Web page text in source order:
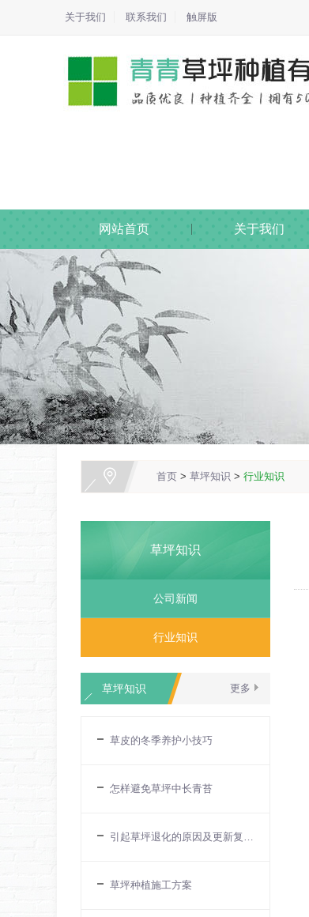
关于我们 联系我们 触屏版
网站首页 关于我们
首页 > 草坪知识 > 行业知识
草坪知识
公司新闻
行业知识
更多
草坪知识
草皮的冬季养护小技巧
怎样避免草坪中长青苔
引起草坪退化的原因及更新复壮的措施
草坪种植施工方案